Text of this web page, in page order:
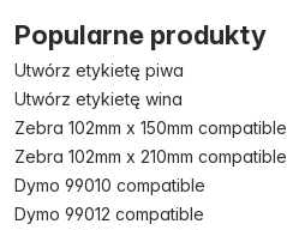
Popularne produkty
Utwórz etykietę piwa
Utwórz etykietę wina
Zebra 102mm x 150mm compatible
Zebra 102mm x 210mm compatible
Dymo 99010 compatible
Dymo 99012 compatible